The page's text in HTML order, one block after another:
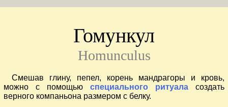
Гомункул
Homunculus
Смешав глину, пепел, корень мандрагоры и кровь,
можно с помощью специального ритуала создать
верного компаньона размером с белку.